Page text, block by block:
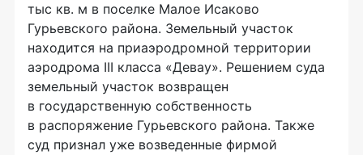
тыс кв. м в поселке Малое Исаково
Гурьевского района. Земельный участок
находится на приаэродромной территории
аэродрома III класса «Девау». Решением суда
земельный участок возвращен
в государственную собственность
в распоряжение Гурьевского района. Также
суд признал уже возведенные фирмой